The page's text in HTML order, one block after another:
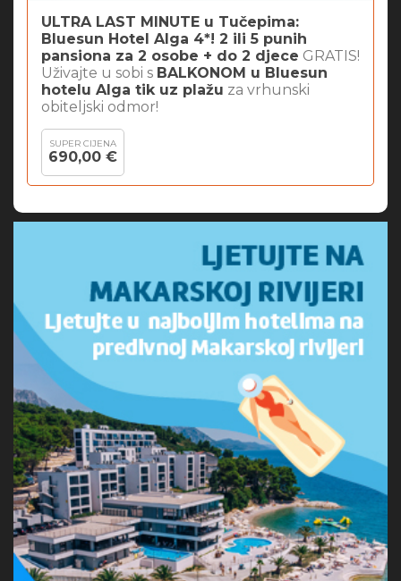
ULTRA LAST MINUTE u Tučepima:
Bluesun Hotel Alga 4*! 2 ili 5 punih
pansiona za 2 osobe + do 2 djece GRATIS!
Uživajte u sobi s BALKONOM u Bluesun
hotelu Alga tik uz plažu za vrhunski
obiteljski odmor!
SUPER CIJENA
690,00 €